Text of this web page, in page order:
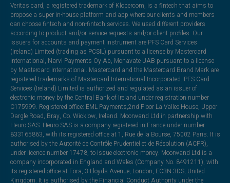
Veritas card, a registered trademark of Klopercom, is a fintech that aims to
propose a super in-house platform and app where our clients and members
can choose fintech and non-fintech services. We used different providers
according to product and/or service requests and/or client profiles. Our
issuers for accounts and payment instrument are PFS Card Services
(Ireland) Limited (trading as PCSIL) pursuant to a license by Mastercard
International, Narvi Payments Oy Ab, Monavate UAB pursuant to a license
by Mastercard International. Mastercard and the Mastercard Brand Mark are
registered trademarks of Mastercard International Incorporated. PFS Card
Services (Ireland) Limited is authorized and regulated as an issuer of
electronic money by the Central Bank of Ireland under registration number
C175999. Registered office: EML Payments,2nd Floor La Vallee House, Upper
Dargle Road, Bray, Co. Wicklow, Ireland. Moorwand Ltd in partnership with
Heuro SAS. Heuro SAS is a company registered in France under number
833165863, with its registered office at 1, Rue de la Bourse, 75002 Paris. It is
authorised by the Autorité de Contrôle Prudentiel et de Résolution (ACPR),
under licence number 17478, to issue electronic money. Moorwand Ltd is a
company incorporated in England and Wales (Company No. 8491211), with
its registered office at Fora, 3 Lloyds Avenue, London, EC3N 3DS, United
Kingdom. It is authorised by the Financial Conduct Authority under the